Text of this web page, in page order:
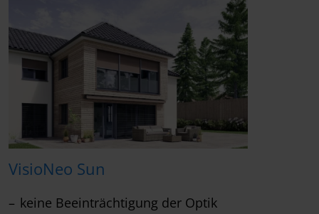
VisioNeo Sun
keine Beeinträchtigung der Optik